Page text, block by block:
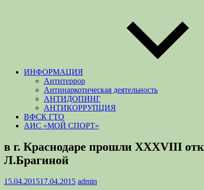
ИНФОРМАЦИЯ
Антитеррор
Антинаркотическая деятельность
АНТИДОПИНГ
АНТИКОРРУПЦИЯ
ВФСК ГТО
АИС «МОЙ СПОРТ»
в г. Краснодаре прошли XXXVIII
Л.Брагиной
15.04.201517.04.2015 admin